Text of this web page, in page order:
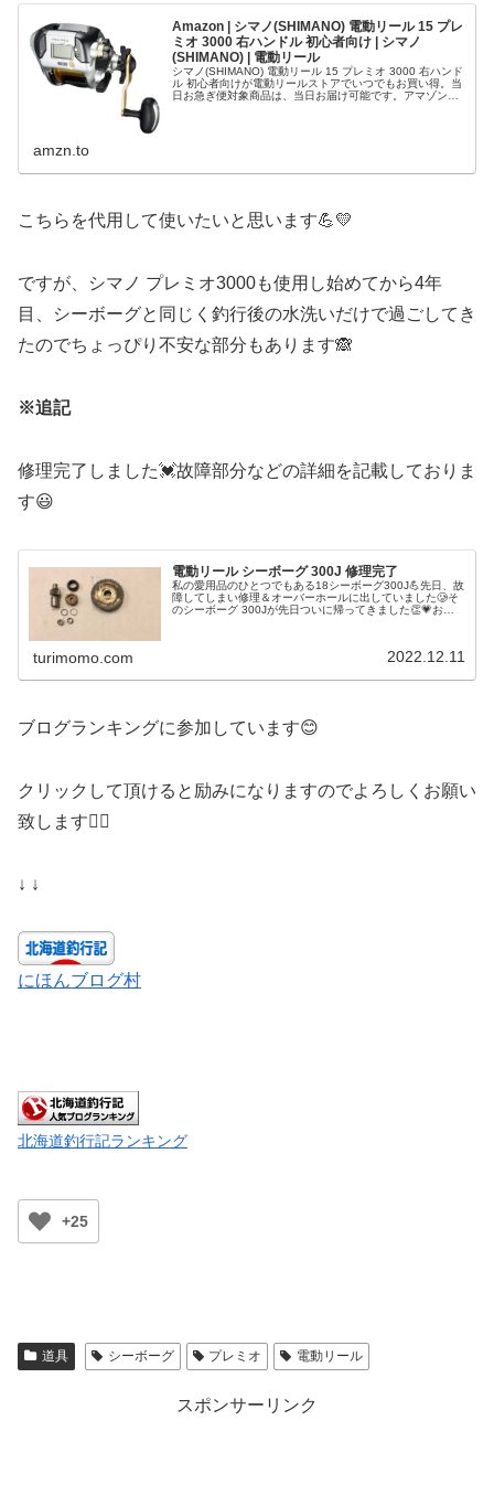
Amazon | シマノ(SHIMANO) 電動リール 15 プレ
ミオ 3000 右ハンドル 初心者向け | シマノ
(SHIMANO) | 電動リール
シマノ(SHIMANO) 電動リール 15 プレミオ 3000 右ハンド
ル 初心者向けが電動リールストアでいつでもお買い得。当
日お急ぎ便対象商品は、当日お届け可能です。アマゾン配
amzn.to
こちらを代用して使いたいと思います💪💛
ですが、シマノ プレミオ3000も使用し始めてから4年
目、シーボーグと同じく釣行後の水洗いだけで過ごしてき
たのでちょっぴり不安な部分もあります🙈
※追記
修理完了しました💓故障部分などの詳細を記載しておりま
す😃
電動リール シーボーグ 300J 修理完了
私の愛用品のひとつでもある18シーボーグ300J💪先日、故
障してしまい修理＆オーバーホールに出していました🥲そ
のシーボーグ 300Jが先日ついに帰ってきました👏💗おか
turimomo.com 2022.12.11
ブログランキングに参加しています😊
クリックして頂けると励みになりますのでよろしくお願い
致します🙇‍♀️
↓ ↓
にほんブログ村
北海道釣行記ランキング
+25
道具 シーボーグ プレミオ 電動リール
スポンサーリンク